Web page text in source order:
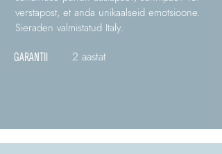
verstapost, et anda unikaalseid emotsioone.
Sieraden valmistatud Italy.
GARANTII 2 aastat